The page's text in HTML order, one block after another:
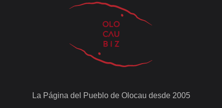
La Página del Pueblo de Olocau desde 2005